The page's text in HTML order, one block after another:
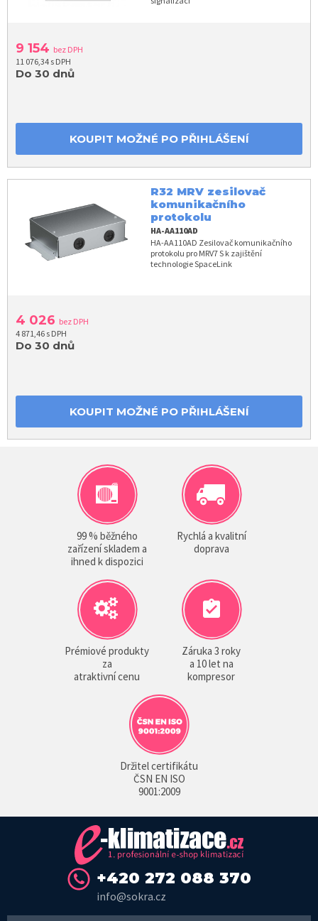
9 154 bez DPH
11 076,34 s DPH
Do 30 dnů
KOUPIT MOŽNÉ PO PŘIHLÁŠENÍ
R32 MRV zesilovač
komunikačního
protokolu
HA-AA110AD
HA-AA110AD Zesilovač komunikačního
protokolu pro MRV7 S k zajištění
technologie SpaceLink
4 026 bez DPH
4 871,46 s DPH
Do 30 dnů
KOUPIT MOŽNÉ PO PŘIHLÁŠENÍ
99 % běžného
zařízení skladem a
ihned k dispozici
Rychlá a kvalitní
doprava
Prémiové produkty
za
atraktivní cenu
Záruka 3 roky
a 10 let na
kompresor
Držitel certifikátu
ČSN EN ISO
9001:2009
+420 272 088 370
info@sokra.cz